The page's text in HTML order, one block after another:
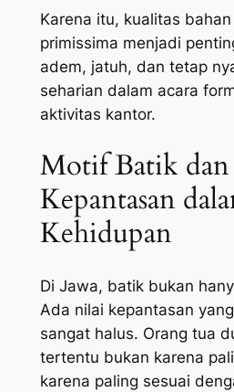
Karena itu, kualitas
primissima menjadi
adem, jatuh, dan tetap
seharian dalam acara
aktivitas kantor.
Motif Batik dan
Kepantasan
Kehidupan
Di Jawa, batik bukan
Ada nilai kepantasan
sangat halus. Orang tua
tertentu bukan karena
karena paling sesuai